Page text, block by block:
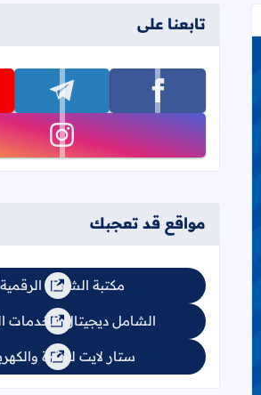
تابعنا على
تابعنا على facebook تابعنا على telegram
تابعنا على instagram
مواقع قد تعجبك
مكتبة الشامل الرقمية
الشامل ديجيتال للخدمات
ستار لايت للإنارة